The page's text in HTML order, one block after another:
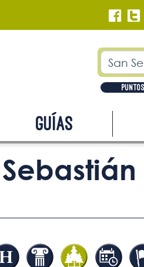
Puntos
Guías